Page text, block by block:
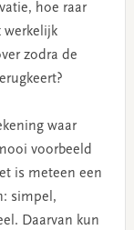
hoe raar
werkelijk
zodra de
waar
voorbeeld
is meteen een
simpel,
Daarvan kun